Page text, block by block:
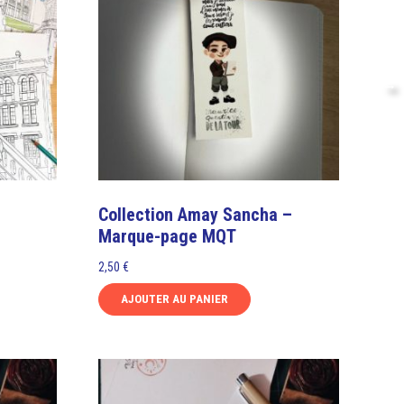
Collection Amay Sancha –
Marque-page MQT
2,50€
AJOUTER AU PANIER